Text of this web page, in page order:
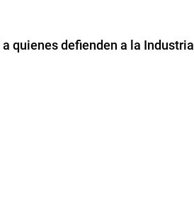
quienes defienden a la Industria